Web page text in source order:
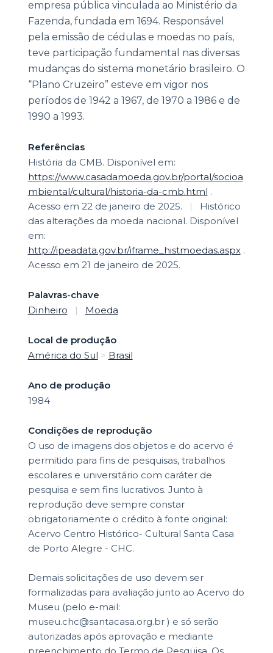
empresa pública vinculada ao Ministério da
Fazenda, fundada em 1694. Responsável
pela emissão de cédulas e moedas no país,
teve participação fundamental nas diversas
mudanças do sistema monetário brasileiro. O
“Plano Cruzeiro” esteve em vigor nos
períodos de 1942 a 1967, de 1970 a 1986 e de
1990 a 1993.
Referências
História da CMB. Disponível em:
https://www.casadamoeda.gov.br/portal/socioa
mbiental/cultural/historia-da-cmb.html .
Acesso em 22 de janeiro de 2025.
|
Histórico
das alterações da moeda nacional. Disponível
em:
http://ipeadata.gov.br/iframe_histmoedas.aspx.
Acesso em 21 de janeiro de 2025.
Palavras-chave
Dinheiro
| Moeda
Local de produção
América do Sul > Brasil
Ano de produção
1984
Condições de reprodução
O uso de imagens dos objetos e do acervo é
permitido para fins de pesquisas, trabalhos
escolares e universitário com caráter de
pesquisa e sem fins lucrativos. Junto à
reprodução deve sempre constar
obrigatoriamente o crédito à fonte original:
Acervo Centro Histórico- Cultural Santa Casa
de Porto Alegre - CHC.
Demais solicitações de uso devem ser
formalizadas para avaliação junto ao Acervo do
Museu (pelo e-mail:
museu.chc@santacasa.org.br ) e só serão
autorizadas após aprovação e mediante